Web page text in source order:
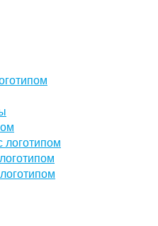
логотипом